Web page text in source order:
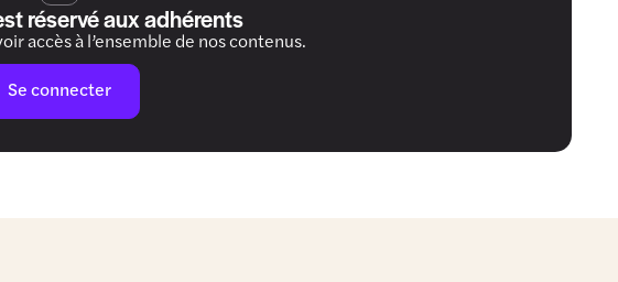
réservé aux adhérents
accès à l’ensemble de nos contenus.
Se connecter